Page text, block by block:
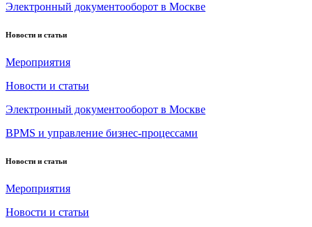
Электронный документооборот в Москве
Новости и статьи
Мероприятия
Новости и статьи
Электронный документооборот в Москве
BPMS и управление бизнес-процессами
Новости и статьи
Мероприятия
Новости и статьи